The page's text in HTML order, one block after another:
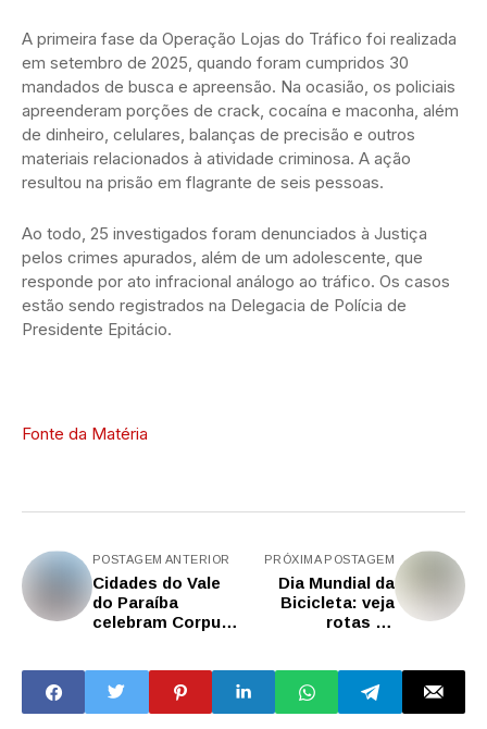
A primeira fase da Operação Lojas do Tráfico foi realizada
em setembro de 2025, quando foram cumpridos 30
mandados de busca e apreensão. Na ocasião, os policiais
apreenderam porções de crack, cocaína e maconha, além
de dinheiro, celulares, balanças de precisão e outros
materiais relacionados à atividade criminosa. A ação
resultou na prisão em flagrante de seis pessoas.
Ao todo, 25 investigados foram denunciados à Justiça
pelos crimes apurados, além de um adolescente, que
responde por ato infracional análogo ao tráfico. Os casos
estão sendo registrados na Delegacia de Polícia de
Presidente Epitácio.
Fonte da Matéria
POSTAGEM ANTERIOR
Cidades do Vale
do Paraíba
celebram Corpus
procissões e
atrações culturais
PRÓXIMA POSTAGEM
Dia Mundial da
Bicicleta: veja
rotas de